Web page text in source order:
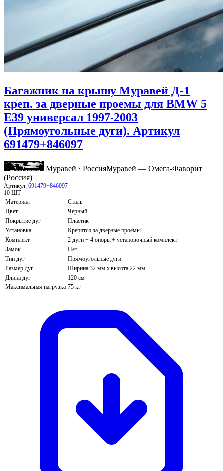
Багажник на крышу Муравей Д-1
креп. за дверные проемы для BMW 5
Е39 универсал 1997-2003
(Прямоугольные дуги). Артикул
691479+846097
Муравей · РоссияМуравей — Омега-Фаворит
(Россия)
Артикул: 691479+846097
10 ШТ
Материал
Сталь
Цвет
Черный
Покрытие дуг
Пластик
Установка
Крепятся за дверные проемы
Комплект
2 дуги + 4 опоры + установочный комплект
Замок
Нет
Тип дуг
Прямоугольные дуги
Размер дуг
Ширина 32 мм х высота 22 мм
Длина дуг
120 см
Максимальная нагрузка 75 кг